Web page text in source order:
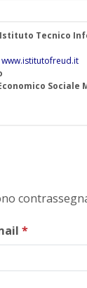
Tecnico
www.istitutofreud.it
Sociale
*